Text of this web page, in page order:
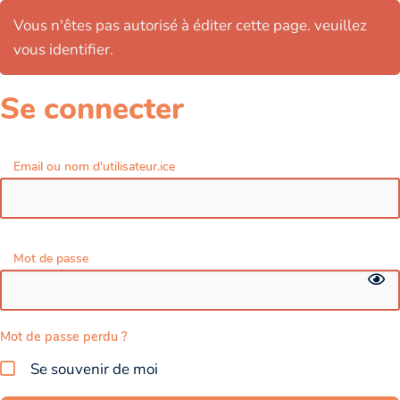
Vous n'êtes pas autorisé à éditer cette page. veuillez
vous identifier.
Se connecter
Email ou nom d'utilisateur.ice
Mot de passe
Mot de passe perdu ?
Se souvenir de moi